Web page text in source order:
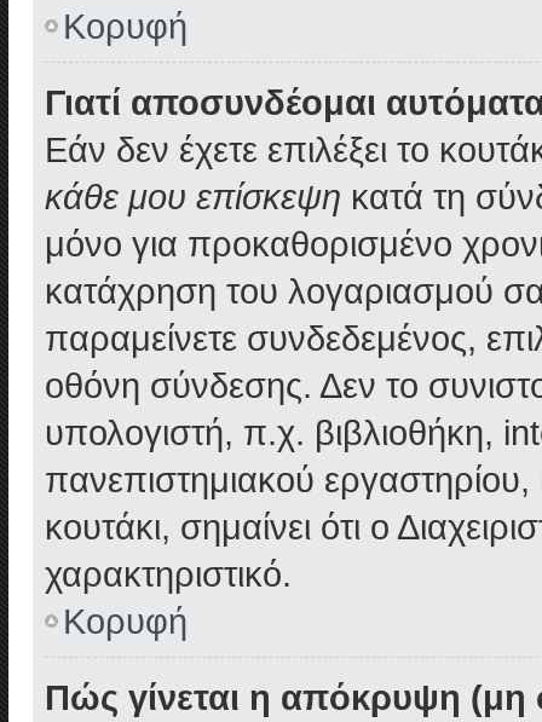
Κορυφή
Γιατί αποσυνδέομαι
Εάν δεν έχετε επιλέξει το
κάθε μου επίσκεψη κατά τη
μόνο για προκαθορισμένο
κατάχρηση του λογαριασμού
παραμείνετε συνδεδεμένος,
οθόνη σύνδεσης. Δεν το
υπολογιστή, π.χ. βιβλιοθήκη,
πανεπιστημιακού
κουτάκι, σημαίνει ότι ο
χαρακτηριστικό.
Κορυφή
Πώς γίνεται η απόκρυψη